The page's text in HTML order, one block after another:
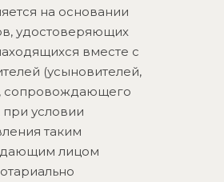
на основании
удостоверяющих
вместе с
(усыновителей,
сопровождающего
при условии
таким
лицом